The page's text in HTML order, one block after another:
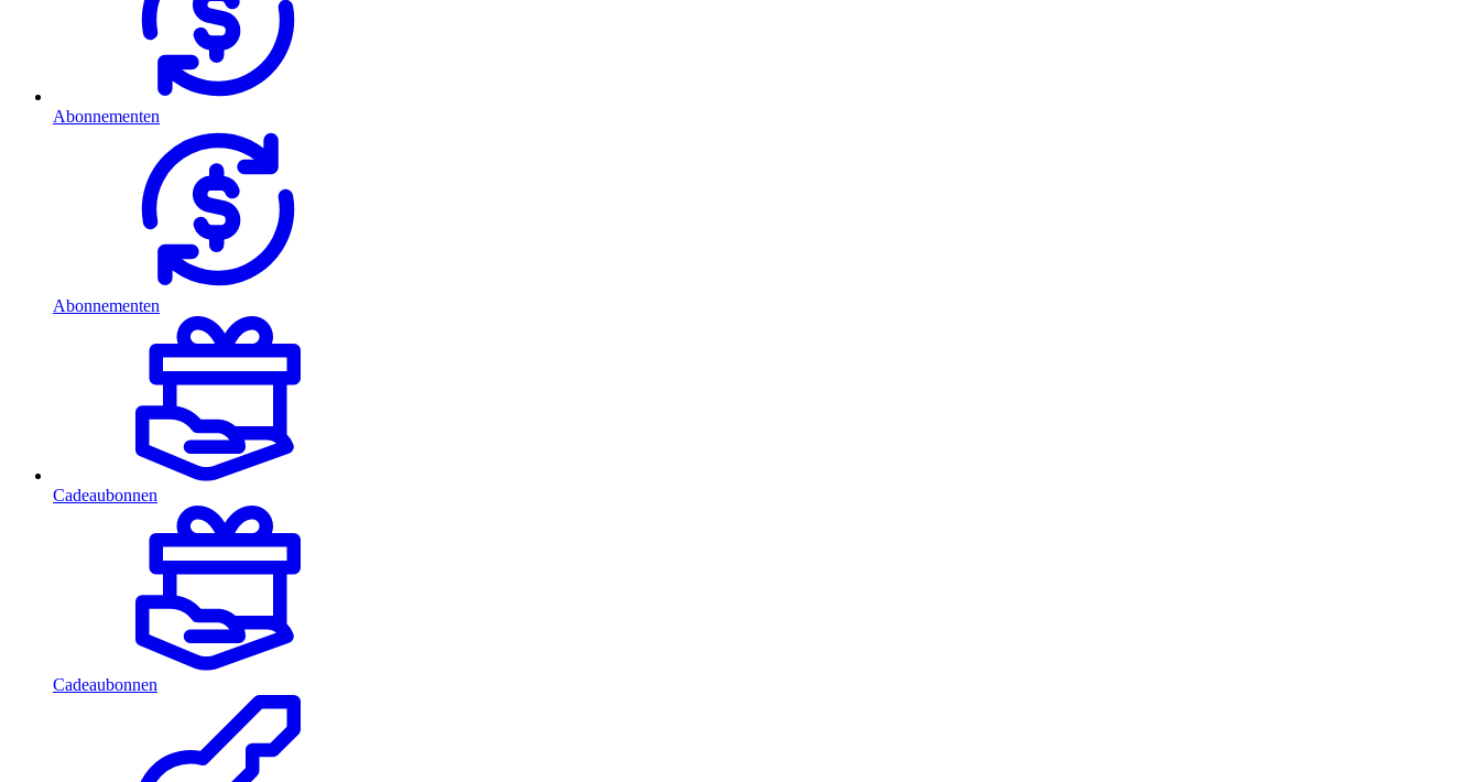
Abonnementen
Abonnementen
Cadeaubonnen
Cadeaubonnen